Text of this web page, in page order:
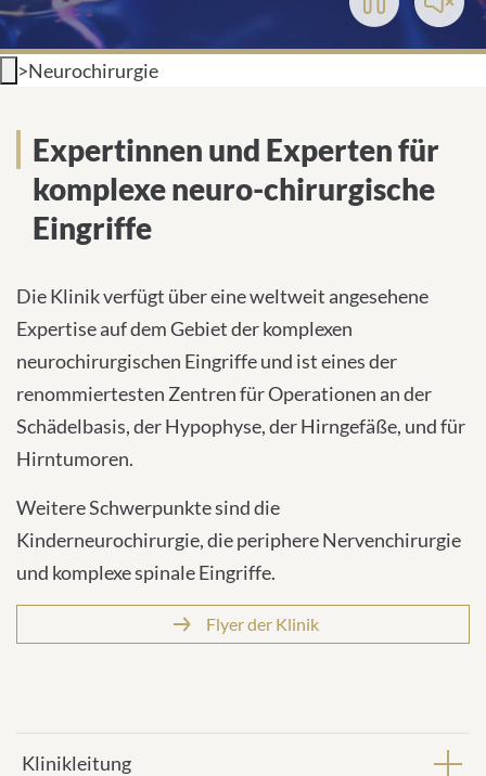
Play/Pause
Video
INTERNATIONALE PATIENTEN
LEICHTE SPRACHE
Impressum
Datenschutz
>Neurochirurgie
Über uns
Expertinnen und Experten für
komplexe neuro-chirurgische
Eingriffe
Die Klinik verfügt über eine weltweit angesehene
Expertise auf dem Gebiet der komplexen
neurochirurgischen Eingriffe und ist eines der
renommiertesten Zentren für Operationen an der
Schädelbasis, der Hypophyse, der Hirngefäße, und für
Hirntumoren.
Weitere Schwerpunkte sind die
Kinderneurochirurgie, die periphere Nervenchirurgie
und komplexe spinale Eingriffe.
Flyer der Klinik
Klinikleitung